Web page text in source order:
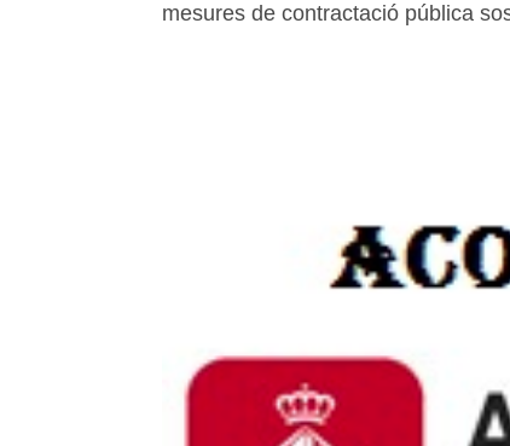
mesures de contractació pública